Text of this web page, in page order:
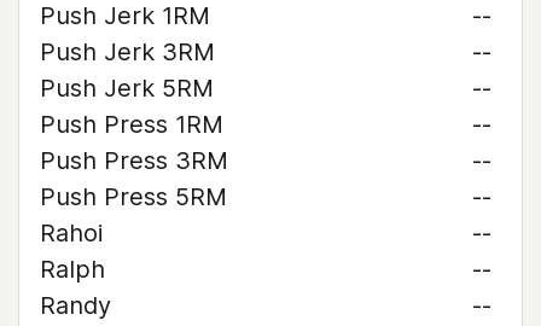
Push Jerk 1RM
--
Push Jerk 3RM
--
Push Jerk 5RM
--
Push Press 1RM
--
Push Press 3RM
--
Push Press 5RM
--
Rahoi
--
Ralph
--
Randy
--